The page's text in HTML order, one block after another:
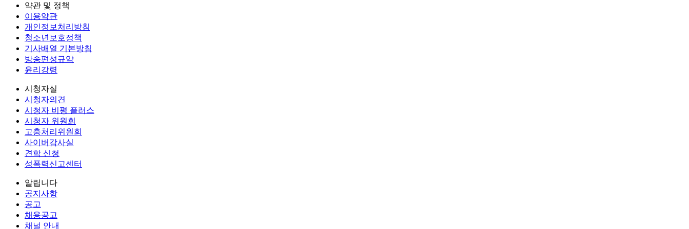
약관 및 정책
이용약관
개인정보처리방침
청소년보호정책
기사배열 기본방침
방송편성규약
윤리강령
시청자실
시청자의견
시청자 비평 플러스
시청자 위원회
고충처리위원회
사이버감사실
견학 신청
성폭력신고센터
알립니다
공지사항
공고
채용공고
채널 안내